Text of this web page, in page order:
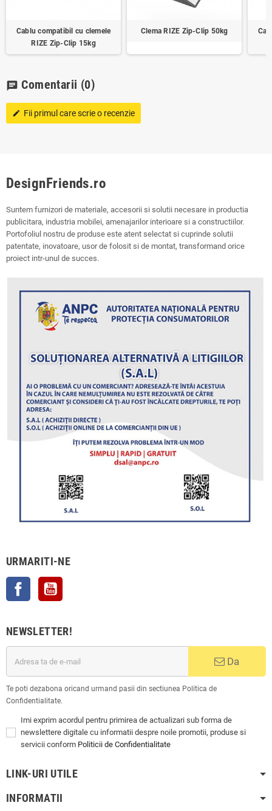
Cablu compatibil cu clemele
RIZE Zip-Clip 15kg
Clema RIZE Zip-Clip 50kg
chat Comentarii (0)
edit Fii primul care scrie o recenzie
DesignFriends.ro
Suntem furnizori de materiale, accesorii si solutii necesare in productia
publicitara, industria mobilei, amenajarilor interioare si a constructiilor.
Portofoliul nostru de produse este atent selectat si cuprinde solutii
patentate, inovatoare, usor de folosit si de montat, transformand orice
proiect intr-unul de succes.
URMARITI-NE
Facebook
NEWSLETTER!
Da
Te poti dezabona oricand urmand pasii din sectiunea Politica de
Confidentialitate.
Imi exprim acordul pentru primirea de actualizari sub forma de
newslettere digitale cu informatii despre noile promotii, produse si
servicii conform Politicii de Confidentialitate
LINK-URI UTILE
INFORMATII